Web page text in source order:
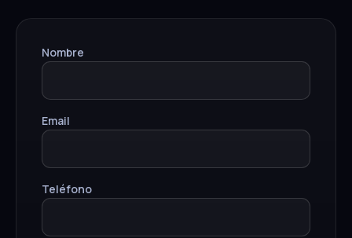
Nombre
Email
Teléfono